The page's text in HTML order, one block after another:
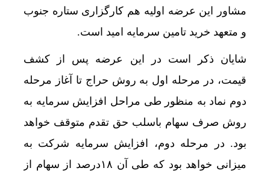
چرا اپل تلگرام را حذف می‌کند اما ایکس را نه؟
بازار سرمایه به تزریق نقدینگی نیاز ندارد
شاخص کل بورس وارد کانال 5.5 میلیون واحد شد
قیمت طلا و سکه شنبه 17 مرداد/ قیمت‌ها افزایشی
خبرنگار مانند پزشک بدون دانش تخصصی
وقتی مایکروسافت اپل را نجات داد / توافقی که
ضرورت حضور شتاب ‌دهنده‌ها در آبادان برای
مشاور این عرضه اولیه هم کارگزاری ستاره جنوب
و متعهد خرید تامین سرمایه امید است.
شایان ذکر است در این عرضه پس از کشف
قیمت، در مرحله اول به روش حراج تا آغاز مرحله
دوم نماد به منظور طی مراحل افزایش سرمایه به
روش صرف سهام باسلب حق تقدم متوقف خواهد
بود. در مرحله دوم، افزایش سرمایه شرکت به
میزانی خواهد بود که طی آن ۱۸درصد از سهام از